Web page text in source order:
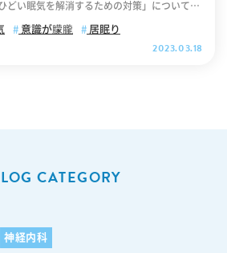
どい眠気を解消するための対策」について解
覧ください。 .cv_box { text-align:
static/user/images/common/icon_link_
がくるのはなぜ？糖尿病の疑いについて 糖
糖尿病によるその他の症状 低血糖による中
意識が朦朧 居眠り
2023.03.18
CATEGORY
神経内科